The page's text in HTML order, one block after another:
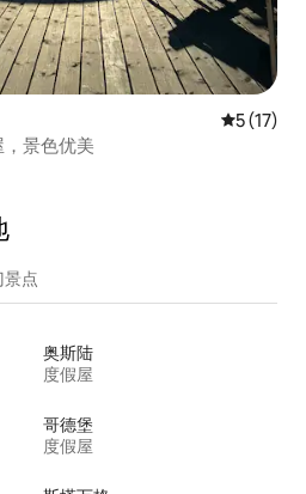
平均评分
5 (17)
景色优美
点
奥斯陆
度假屋
哥德堡
度假屋